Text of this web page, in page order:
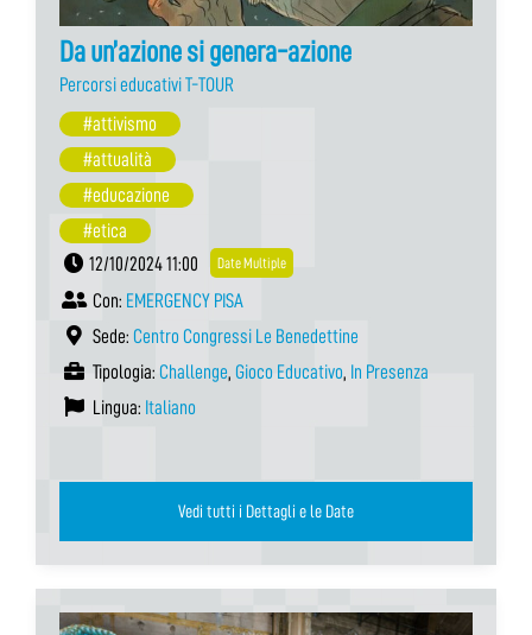
Da un’azione si genera-azione
Percorsi educativi T-TOUR
#attivismo
#attualità
#educazione
#etica
12/10/2024 11:00
Date Multiple
Con: EMERGENCY PISA
Sede: Centro Congressi Le Benedettine
Tipologia: Challenge, Gioco Educativo, In Presenza
Lingua: Italiano
Vedi tutti i Dettagli e le Date